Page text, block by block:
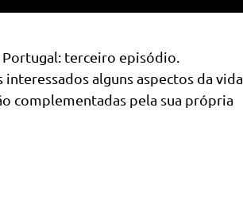
terceiro episódio.
alguns aspectos da vida
complementadas pela sua própria